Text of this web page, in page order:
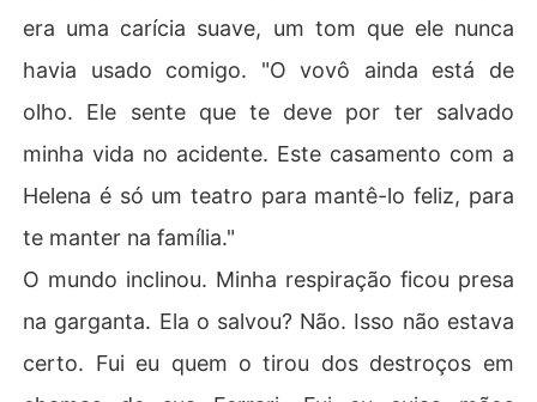
era uma carícia suave, um tom que ele nunca
havia usado comigo. "O vovô ainda está de
olho. Ele sente que te deve por ter salvado
minha vida no acidente. Este casamento com a
Helena é só um teatro para mantê-lo feliz, para
te manter na família."
O mundo inclinou. Minha respiração ficou presa
na garganta. Ela o salvou? Não. Isso não estava
certo. Fui eu quem o tirou dos destroços em